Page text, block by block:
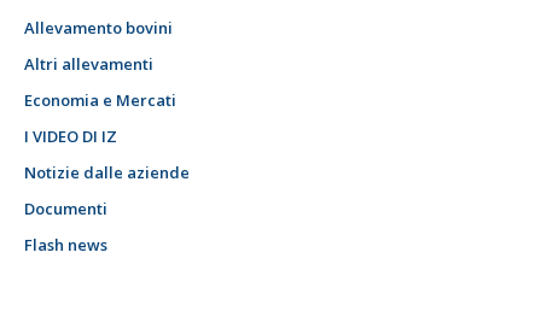
Allevamento bovini
Altri allevamenti
Economia e Mercati
I VIDEO DI IZ
Notizie dalle aziende
Documenti
Flash news